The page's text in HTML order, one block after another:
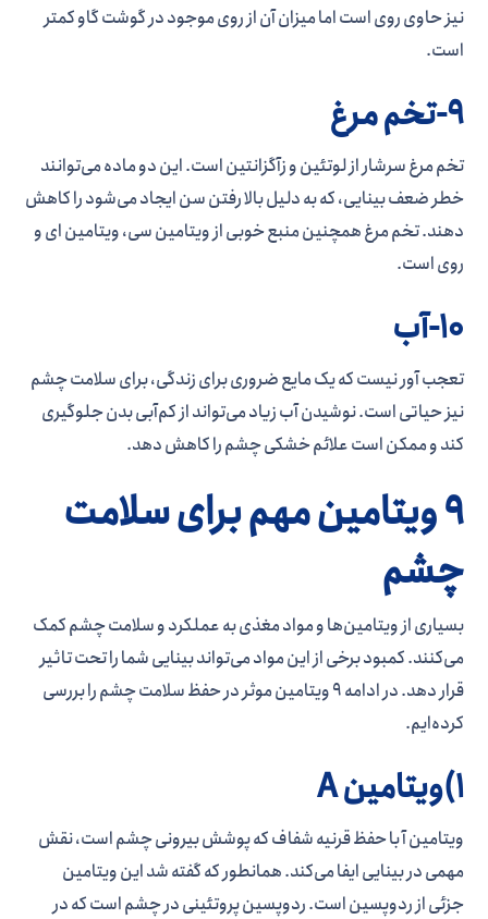
نیز حاوی روی است اما میزان آن از روی موجود در گوشت گاو کمتر
است.
9-تخم مرغ
تخم مرغ سرشار از لوتئین و زآگزانتین است. این دو ماده می‌توانند
خطر ضعف بینایی، که به دلیل بالا رفتن سن ایجاد می‌شود را کاهش
دهند. تخم مرغ همچنین منبع خوبی از ویتامین سی، ویتامین ای و
روی است.
10-آب
تعجب آور نیست که یک مایع ضروری برای زندگی، برای سلامت چشم
نیز حیاتی است. نوشیدن آب زیاد می‌تواند از کم‌آبی بدن جلوگیری
کند و ممکن است علائم خشکی چشم را کاهش دهد.
9 ویتامین مهم برای سلامت
چشم
بسیاری از ویتامین‌ها و مواد مغذی به عملکرد و سلامت چشم کمک
می‌کنند. کمبود برخی از این مواد می‌تواند بینایی شما را تحت تاثیر
قرار دهد. در ادامه 9 ویتامین موثر در حفظ سلامت چشم را بررسی
کرده‌ایم.
1)ویتامین A
ویتامین آ با حفظ قرنیه شفاف که پوشش بیرونی چشم است، نقش
مهمی در بینایی ایفا می‌کند. همانطور که گفته شد این ویتامین
جزئی از ردوپسین است. ردوپسین پروتئینی در چشم است که در